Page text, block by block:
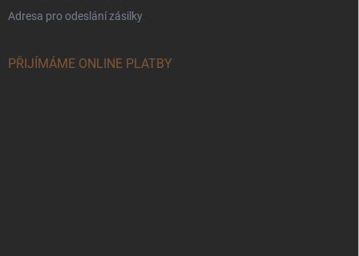
Adresa pro odeslání zásilky
PŘIJÍMÁME ONLINE PLATBY